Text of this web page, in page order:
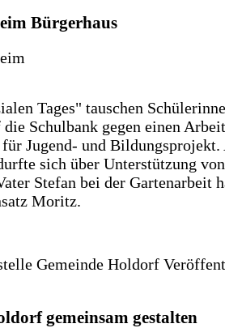
Bürgerhaus
Tages" tauschen
Schulbank gegen einen
Jugend- und Bildungsprojekt.
sich über Unterstützung
Stefan bei der Gartenarbeit
Moritz.
Gemeinde Holdorf
gemeinsam gestalten